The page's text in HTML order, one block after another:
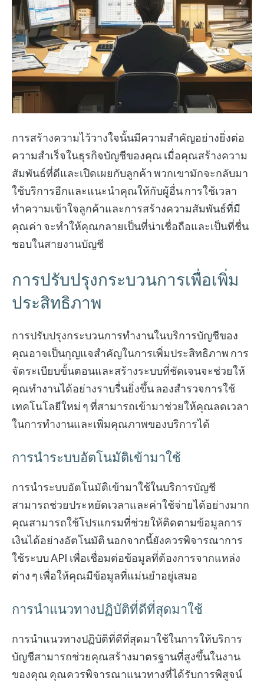
การสร้างความไว้วางใจนั้นมีความสำคัญอย่างยิ่งต่อ
ความสำเร็จในธุรกิจบัญชีของคุณ เมื่อคุณสร้างความ
สัมพันธ์ที่ดีและเปิดเผยกับลูกค้า พวกเขามักจะกลับมา
ใช้บริการอีกและแนะนำคุณให้กับผู้อื่น การใช้เวลา
ทำความเข้าใจลูกค้าและการสร้างความสัมพันธ์ที่มี
คุณค่า จะทำให้คุณกลายเป็นที่น่าเชื่อถือและเป็นที่ชื่น
ชอบในสายงานบัญชี
การปรับปรุงกระบวนการเพื่อเพิ่ม
ประสิทธิภาพ
การปรับปรุงกระบวนการทำงานในบริการบัญชีของ
คุณอาจเป็นกุญแจสำคัญในการเพิ่มประสิทธิภาพ การ
จัดระเบียบขั้นตอนและสร้างระบบที่ชัดเจนจะช่วยให้
คุณทำงานได้อย่างราบรื่นยิ่งขึ้น ลองสำรวจการใช้
เทคโนโลยีใหม่ ๆ ที่สามารถเข้ามาช่วยให้คุณลดเวลา
ในการทำงานและเพิ่มคุณภาพของบริการได้
การนำระบบอัตโนมัติเข้ามาใช้
การนำระบบอัตโนมัติเข้ามาใช้ในบริการบัญชี
สามารถช่วยประหยัดเวลาและค่าใช้จ่ายได้อย่างมาก
คุณสามารถใช้โปรแกรมที่ช่วยให้ติดตามข้อมูลการ
เงินได้อย่างอัตโนมัติ นอกจากนี้ยังควรพิจารณาการ
ใช้ระบบ API เพื่อเชื่อมต่อข้อมูลที่ต้องการจากแหล่ง
ต่าง ๆ เพื่อให้คุณมีข้อมูลที่แม่นยำอยู่เสมอ
การนำแนวทางปฏิบัติที่ดีที่สุดมาใช้
การนำแนวทางปฏิบัติที่ดีที่สุดมาใช้ในการให้บริการ
บัญชีสามารถช่วยคุณสร้างมาตรฐานที่สูงขึ้นในงาน
ของคุณ คุณควรพิจารณาแนวทางที่ได้รับการพิสูจน์